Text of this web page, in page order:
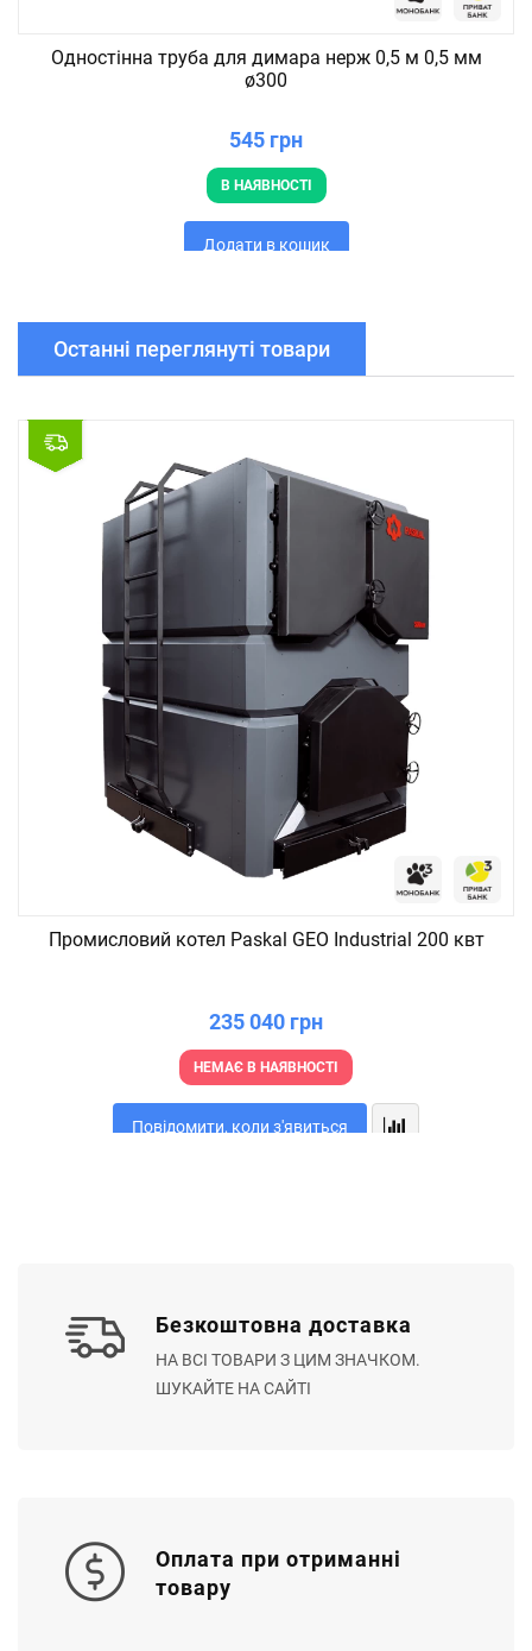
Одностінна труба для димара нерж 0,5 м 0,5 мм
ø300
545 грн
В НАЯВНОСТІ
Додати в кошик
Останні переглянуті товари
Промисловий котел Paskal GEO Industrial 200 квт
235 040 грн
НЕМАЄ В НАЯВНОСТІ
Повідомити, коли з'явиться
Безкоштовна доставка
НА ВСІ ТОВАРИ З ЦИМ ЗНАЧКОМ.
ШУКАЙТЕ НА САЙТІ
Оплата при отриманні
товару